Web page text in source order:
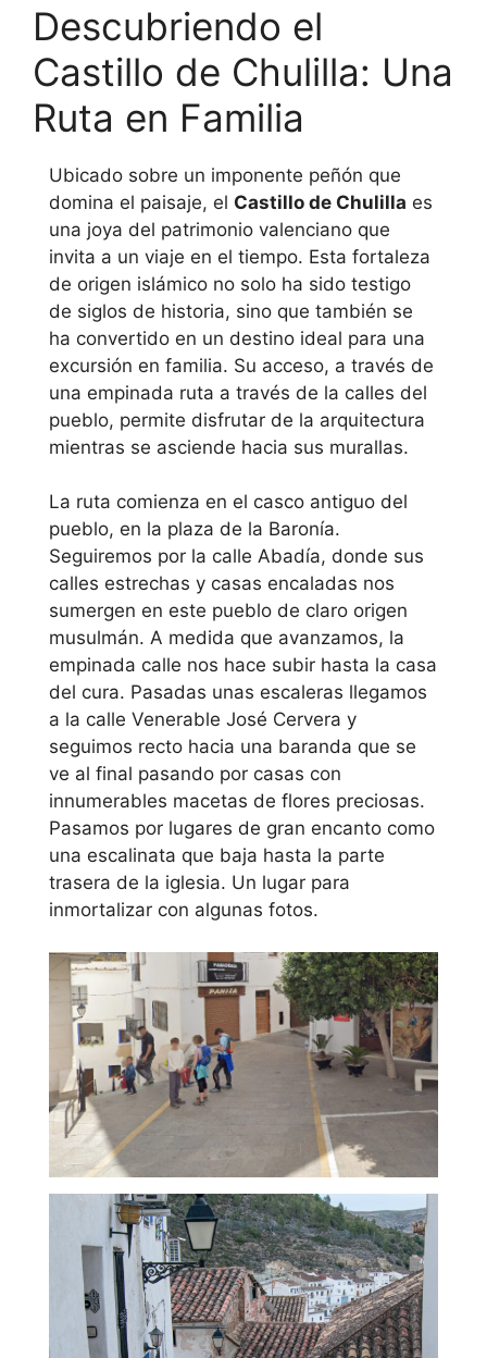
c
e
b
o
o
k
itt
er
ai
l
at
s
A
p
p
ar
e
Descubriendo el
Castillo de Chulilla: Una
Ruta en Familia
Ubicado sobre un imponente peñón que
domina el paisaje, el Castillo de Chulilla es
una joya del patrimonio valenciano que
invita a un viaje en el tiempo. Esta fortaleza
de origen islámico no solo ha sido testigo
de siglos de historia, sino que también se
ha convertido en un destino ideal para una
excursión en familia. Su acceso, a través de
una empinada ruta a través de la calles del
pueblo, permite disfrutar de la arquitectura
mientras se asciende hacia sus murallas.
La ruta comienza en el casco antiguo del
pueblo, en la plaza de la Baronía.
Seguiremos por la calle Abadía, donde sus
calles estrechas y casas encaladas nos
sumergen en este pueblo de claro origen
musulmán. A medida que avanzamos, la
empinada calle nos hace subir hasta la casa
del cura. Pasadas unas escaleras llegamos
a la calle Venerable José Cervera y
seguimos recto hacia una baranda que se
ve al final pasando por casas con
innumerables macetas de flores preciosas.
Pasamos por lugares de gran encanto como
una escalinata que baja hasta la parte
trasera de la iglesia. Un lugar para
inmortalizar con algunas fotos.